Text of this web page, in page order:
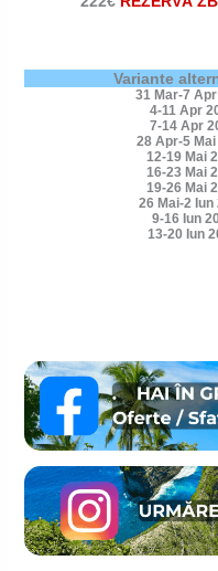
Variante
31 Mar-7
4-11 Apr
7-14 Apr
28 Apr-5
12-19 Mai
16-23 Mai
19-26 Mai
26 Mai-2 Iun
9-16 Iun
13-20 Iun